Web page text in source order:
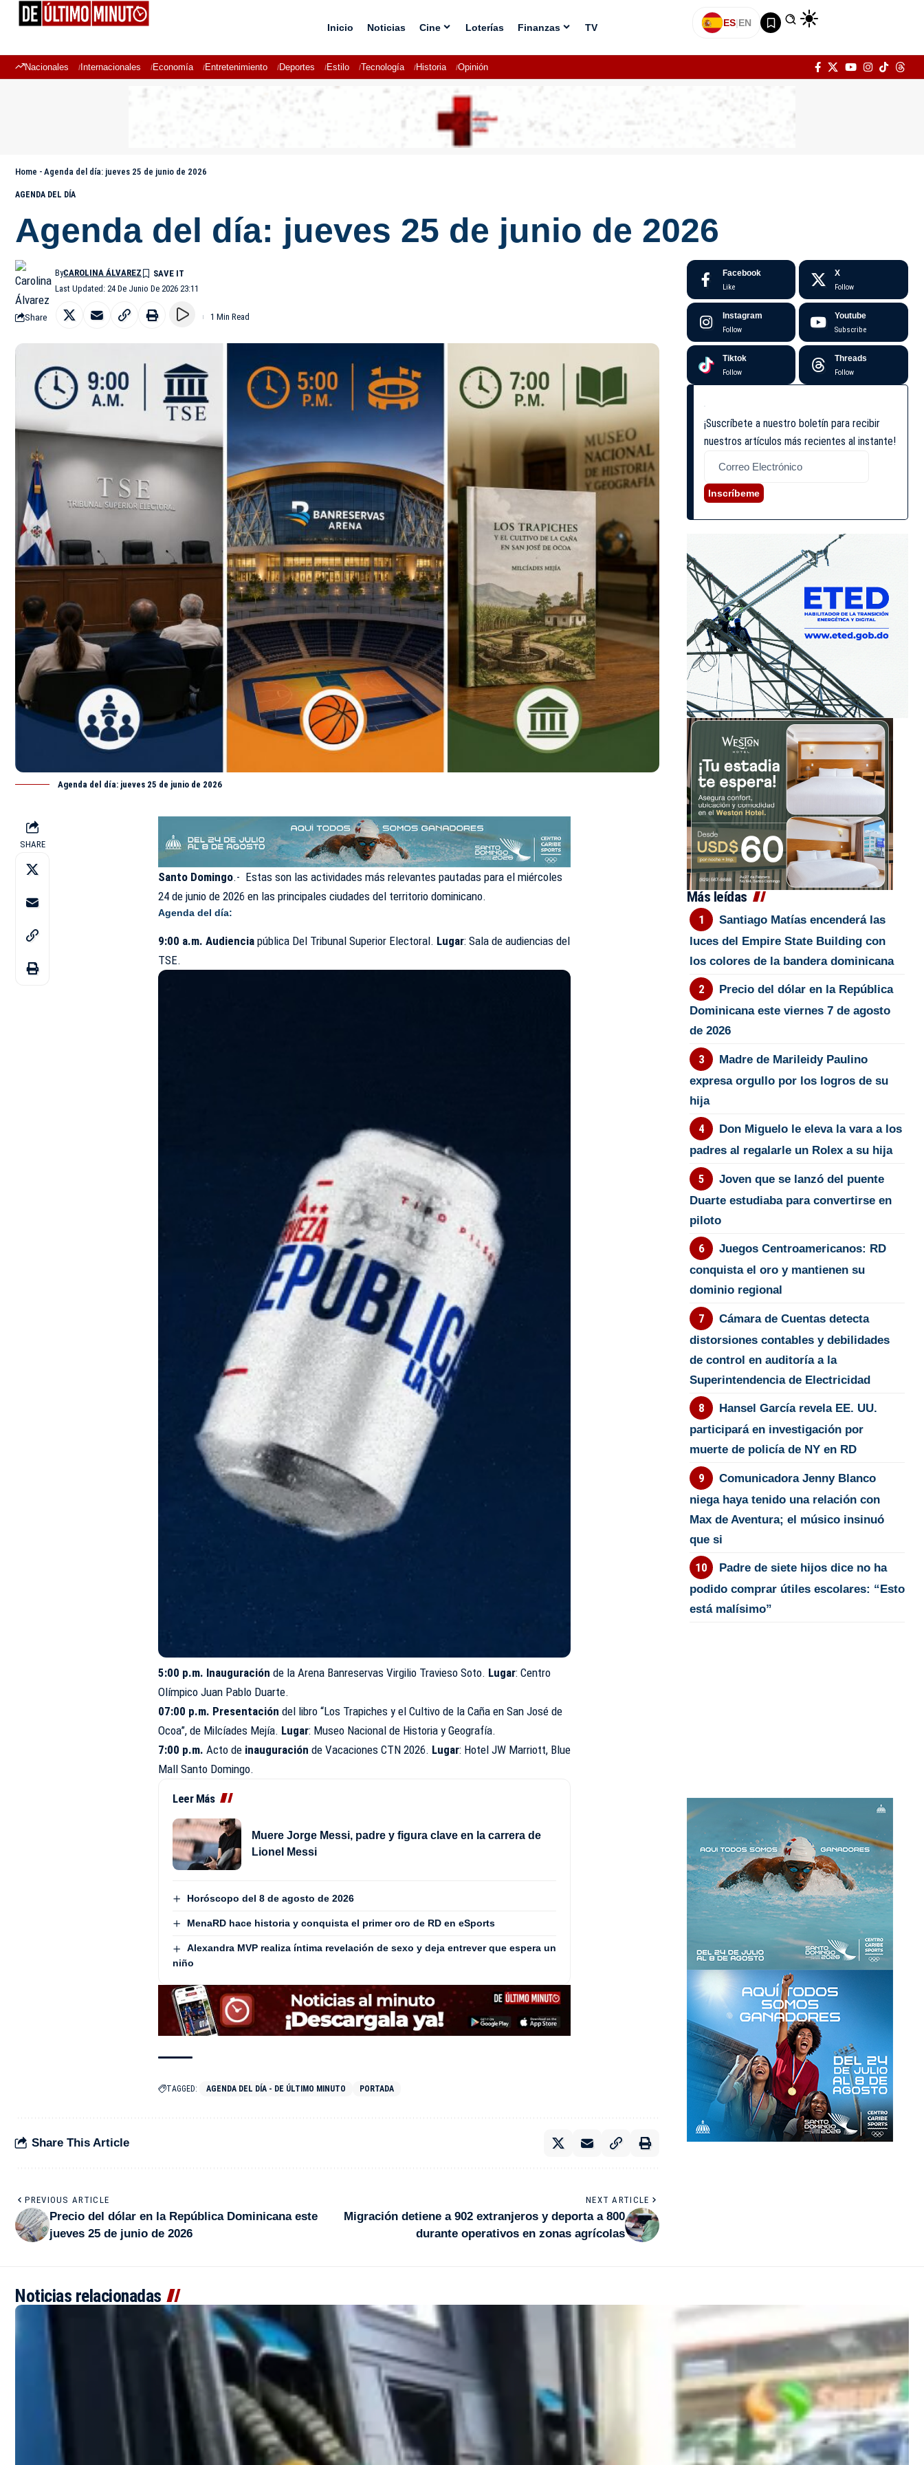
Inicio Noticias Cine Loterías Finanzas TV ES|EN
Nacionales Internacionales Economía Entretenimiento Deportes Estilo Tecnología Historia Opinión
Home - Agenda del día: jueves 25 de junio de 2026
AGENDA DEL DÍA
Agenda del día: jueves 25 de junio de 2026
Last Updated: 24 De Junio De 2026 23:11
ByCAROLINA ÁLVAREZ
Share 1 Min Read
Agenda del día: jueves 25 de junio de 2026
SHARE
Santo Domingo.- Estas son las actividades más relevantes pautadas para el miércoles
24 dejuniode 2026 en las principales ciudades del territorio dominicano.
Agenda del día:
9:00 a.m. Audiencia pública Del Tribunal Superior Electoral. Lugar: Sala de audiencias del
TSE.
5:00 p.m. Inauguración de la Arena Banreservas Virgilio Travieso Soto. Lugar: Centro
Olímpico Juan Pablo Duarte.
07:00 p.m. Presentacióndel libro “Los Trapiches y el Cultivo de la Caña en San José de
Ocoa”, de Milcíades Mejía. Lugar: Museo Nacional de Historia y Geografía.
7:00 p.m. Acto de inauguraciónde Vacaciones CTN 2026. Lugar: Hotel JW Marriott, Blue
Mall Santo Domingo.
Leer Más
Muere Jorge Messi, padre y figura clave en la carrera de
Lionel Messi
Horóscopo del 8 de agosto de 2026
MenaRD hace historia y conquista el primer oro de RD en eSports
Alexandra MVP realiza íntima revelación de sexo y deja entrever que espera un
niño
TAGGED: AGENDA DEL DÍA - DE ÚLTIMO MINUTO PORTADA
Share This Article
PREVIOUS ARTICLE
Precio del dólar en la República Dominicana este
jueves 25 de junio de 2026
NEXT ARTICLE
Migración detiene a 902 extranjeros y deporta a 800
durante operativos en zonas agrícolas
Facebook
Like
X
Follow
Instagram
Follow
Youtube
Subscribe
Tiktok
Follow
Threads
Follow
¡Suscríbete a nuestro boletín para recibir
nuestros artículos más recientes al instante!
Inscríbeme
Más leídas
Santiago Matías encenderá las
luces del Empire State Building con
los colores de la bandera dominicana
Precio del dólar en la República
Dominicana este viernes 7 de agosto
de 2026
Madre de Marileidy Paulino
expresa orgullo por los logros de su
hija
Don Miguelo le eleva la vara a los
padres al regalarle un Rolex a su hija
Joven que se lanzó del puente
Duarte estudiaba para convertirse en
piloto
Juegos Centroamericanos: RD
conquista el oro y mantienen su
dominio regional
Cámara de Cuentas detecta
distorsiones contables y debilidades
de control en auditoría a la
Superintendencia de Electricidad
Hansel García revela EE. UU.
participará en investigación por
muerte de policía de NY en RD
Comunicadora Jenny Blanco
niega haya tenido una relación con
Max de Aventura; el músico insinuó
que si
Padre de siete hijos dice no ha
podido comprar útiles escolares: “Esto
está malísimo”
Noticias relacionadas